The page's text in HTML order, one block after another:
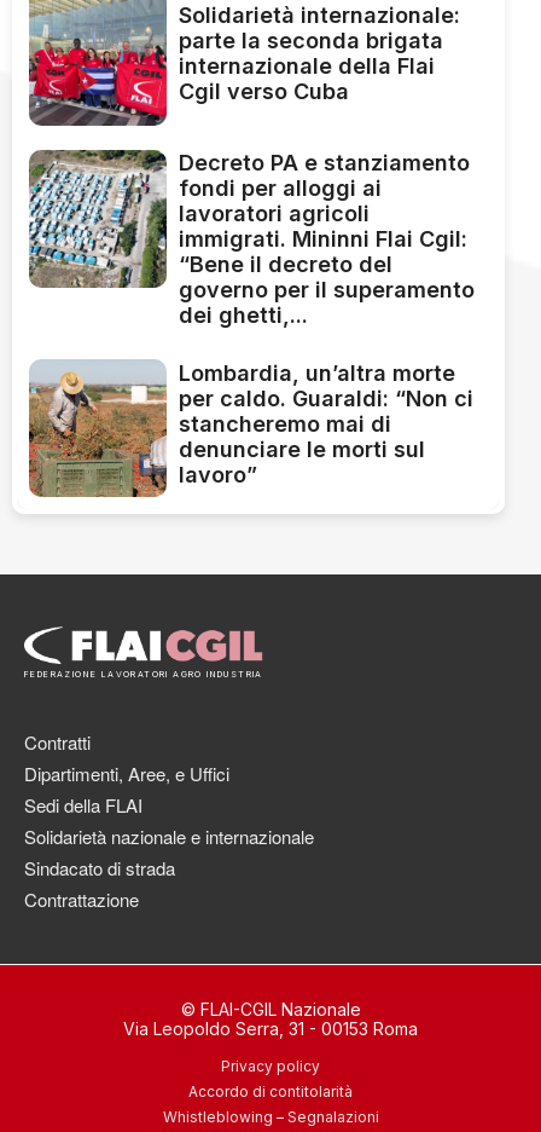
Solidarietà internazionale:
parte la seconda brigata
internazionale della Flai
Cgil verso Cuba
Decreto PA e stanziamento
fondi per alloggi ai
lavoratori agricoli
immigrati. Mininni Flai Cgil:
“Bene il decreto del
governo per il superamento
dei ghetti,...
Lombardia, un’altra morte
per caldo. Guaraldi: “Non ci
stancheremo mai di
denunciare le morti sul
lavoro”
FEDERAZIONE LAVORATORI AGRO INDUSTRIA
Contratti
Dipartimenti, Aree, e Uffici
Sedi della FLAI
Solidarietà nazionale e internazionale
Sindacato di strada
Contrattazione
© FLAI-CGIL Nazionale
Via Leopoldo Serra, 31 - 00153 Roma
Privacy policy
Accordo di contitolarità
Whistleblowing – Segnalazioni